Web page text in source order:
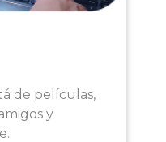
de películas,
y